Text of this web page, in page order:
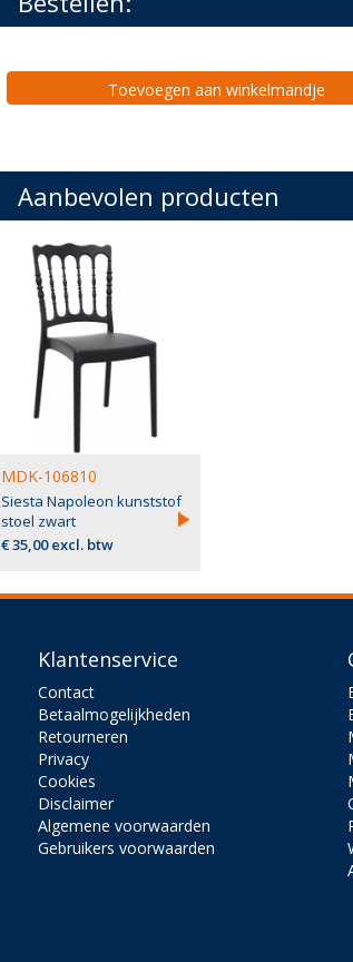
Toevoegen aan winkelmandje
Aanbevolen producten
MDK-106810
Siesta Napoleon kunststof
stoel zwart
€ 35,00 excl. btw
Klantenservice
Contact
Betaalmogelijkheden
Retourneren
Privacy
Cookies
Disclaimer
Algemene voorwaarden
Gebruikers voorwaarden